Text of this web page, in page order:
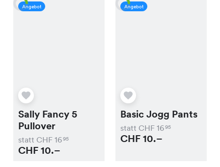
Angebot
Sally Fancy 5
Pullover
statt CHF 1695
CHF10.–
Angebot
Basic Jogg Pants
statt CHF 1695
CHF10.–